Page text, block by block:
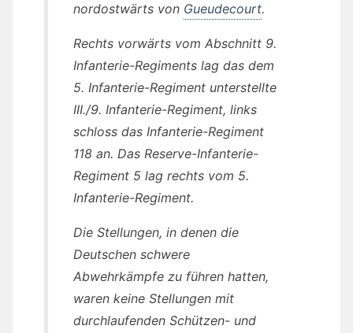
nordostwärts von Gueudecourt.
Rechts vorwärts vom Abschnitt 9.
Infanterie-Regiments lag das dem
5. Infanterie-Regiment unterstellte
III./9. Infanterie-Regiment, links
schloss das Infanterie-Regiment
118 an. Das Reserve-Infanterie-
Regiment 5 lag rechts vom 5.
Infanterie-Regiment.
Die Stellungen, in denen die
Deutschen schwere
Abwehrkämpfe zu führen hatten,
waren keine Stellungen mit
durchlaufenden Schützen- und